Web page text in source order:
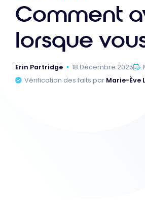
Comment
lorsque
Erin Partridge 18 Décembre 2025
Vérification des faits par Marie-Ève